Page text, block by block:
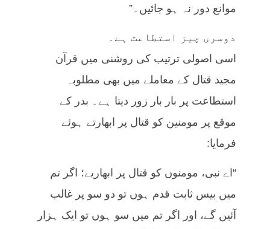
موانع دور نہ ہو جائیں۔”
دوسری چیز استطاعت ہے۔
اسی اصولی ترتیب کی روشنی میں قرآن
مجید قتال کے معاملے میں بھی مطلوبہ
استطاعت پر بار بار زور دیتا ہے۔ بدر کے
موقع پر مومنین کو قتال پر ابھارتے ہوئے
فرمایا:
“اے نبی، مومنوں کو قتال پر ابھاریے؛ اگر تم
میں بیس ثابت قدم ہوں تو دو سو پر غالب
آئیں گے، اور اگر تم میں سو ہوں تو ایک ہزار